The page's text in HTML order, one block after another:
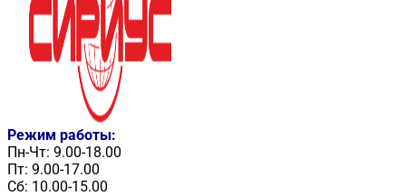
Режим работы:
Пн-Чт: 9.00-18.00
Пт: 9.00-17.00
Сб: 10.00-15.00